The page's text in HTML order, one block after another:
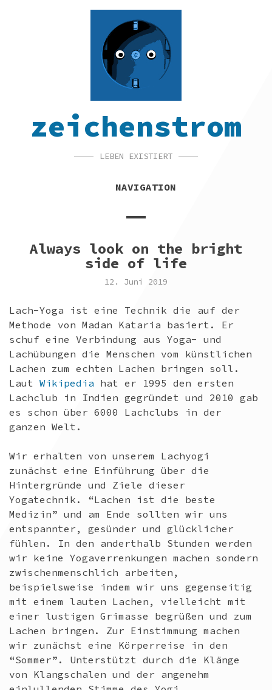
zeichenstrom
LEBEN EXISTIERT
NAVIGATION
Always look on the bright
side of life
12. Juni 2019
Lach-Yoga ist eine Technik die auf der
Methode von Madan Kataria basiert. Er
schuf eine Verbindung aus Yoga- und
Lachübungen die Menschen vom künstlichen
Lachen zum echten Lachen bringen soll.
Laut Wikipedia hat er 1995 den ersten
Lachclub in Indien gegründet und 2010 gab
es schon über 6000 Lachclubs in der
ganzen Welt.
Wir erhalten von unserem Lachyogi
zunächst eine Einführung über die
Hintergründe und Ziele dieser
Yogatechnik. “Lachen ist die beste
Medizin” und am Ende sollten wir uns
entspannter, gesünder und glücklicher
fühlen. In den anderthalb Stunden werden
wir keine Yogaverrenkungen machen sondern
zwischenmenschlich arbeiten,
beispielsweise indem wir uns gegenseitig
mit einem lauten Lachen, vielleicht mit
einer lustigen Grimasse begrüßen und zum
Lachen bringen. Zur Einstimmung machen
wir zunächst eine Körperreise in den
“Sommer”. Unterstützt durch die Klänge
von Klangschalen und der angenehm